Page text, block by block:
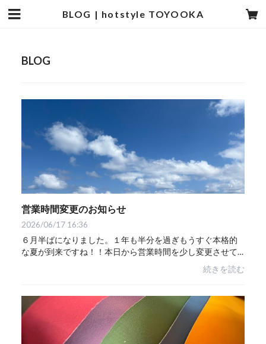
BLOG | hotstyle TOYOOKA
BLOG
営業時間変更のお知らせ
2026/06/17 16:36
６月半ばになりました。１年も半分を過ぎもうすぐ本格的
な夏が到来ですね！！本日から営業時間を少し変更させて
いただきます。当分のあいだ水曜日と木曜日は１７時まで
続きを読む